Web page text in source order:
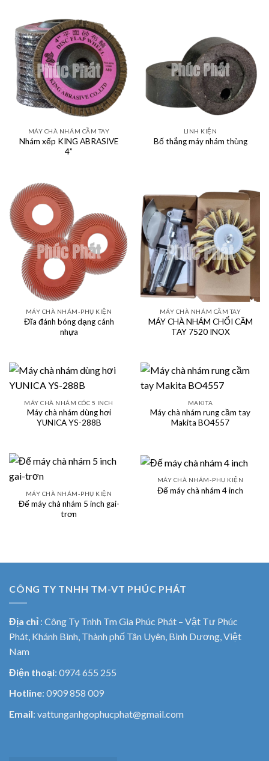
MÁY CHÀ NHÁM CẦM TAY
Nhám xếp KING ABRASIVE
4”
LINH KIỆN
Bố thắng máy nhám thùng
MÁY CHÀ NHÁM-PHỤ KIỆN
Đĩa đánh bóng dạng cánh
nhựa
MÁY CHÀ NHÁM CẦM TAY
MÁY CHÀ NHÁM CHỔI CẦM
TAY 7520 INOX
MÁY CHÀ NHÁM CÓC 5 INCH
Máy chà nhám dùng hơi
YUNICA YS-288B
MAKITA
Máy chà nhám rung cầm tay
Makita BO4557
MÁY CHÀ NHÁM-PHỤ KIỆN
Đế máy chà nhám 5 inch gai-
trơn
MÁY CHÀ NHÁM-PHỤ KIỆN
Đế máy chà nhám 4 inch
CÔNG TY TNHH TM-VT PHÚC PHÁT
Địa chỉ : Công Ty Tnhh Tm Gia Phúc Phát – Vật Tư Phúc
Phát, Khánh Bình, Thành phố Tân Uyên, Bình Dương, Việt
Nam
Điện thoại: 0974 655 255
Hotline: 0909 858 009
Email: vattunganhgophucphat@gmail.com